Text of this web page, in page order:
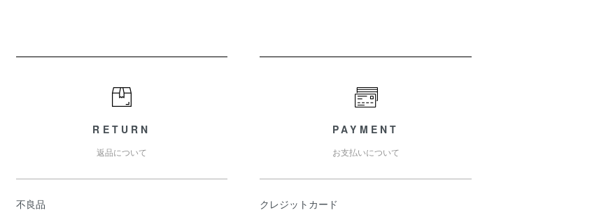
RETURN
返品について
不良品
PAYMENT
お支払いについて
クレジットカード